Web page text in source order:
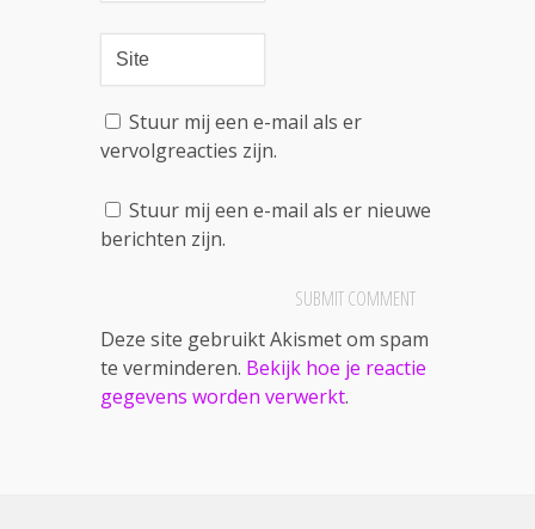
Stuur mij een e-mail als er
vervolgreacties zijn.
Stuur mij een e-mail als er nieuwe
berichten zijn.
Deze site gebruikt Akismet om spam
te verminderen. Bekijk hoe je reactie
gegevens worden verwerkt.